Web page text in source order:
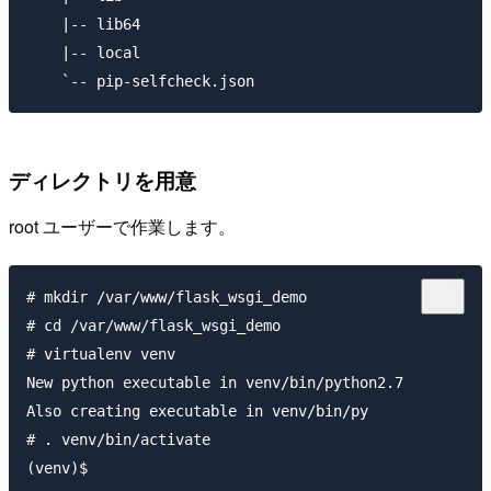
    |-- lib64
    |-- local
ディレクトリを用意
root ユーザーで作業します。
# mkdir /var/www/flask_wsgi_demo
# cd /var/www/flask_wsgi_demo
# virtualenv venv
New python executable in venv/bin/python2.7
Also creating executable in venv/bin/py
# . venv/bin/activate